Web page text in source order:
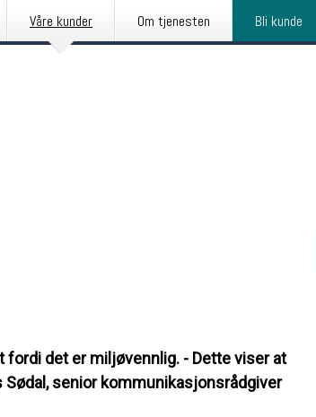
Våre kunder Om tjenesten Bli kunde
det er miljøvennlig. - Dette viser at
senior kommunikasjonsrådgiver